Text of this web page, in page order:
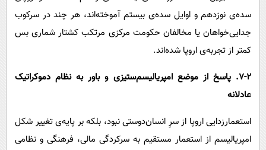
سده‌ی نوزدهم و اوایل سده‌ی بیستم آموخته‌اند، هر چند در سرکوب
جدایی‌خواهان یا مخالفان حکومت مرکزی مرتکب کشتار شماری بس
کمتر از تجربه‌ی اروپا شده‌اند.
7-۲. پاسخ از موضع امپریالیسم‌ستیزی و باور به نظام دموکراتیک
عادلانه
استعمارزدایی اروپا از سرِ انسان‌دوستی نبود، بلکه بر پایه‌ی تغییر شکل
امپریالیسم از استعمار مستقیم به سرکردگی مالی، فرهنگی و نظامی